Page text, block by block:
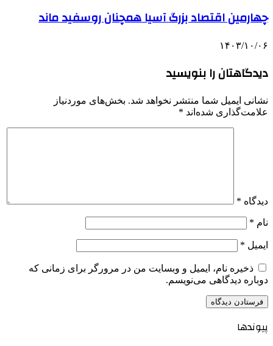
چهارمین اقتصاد بزرگ آسیا همچنان روسفید ماند
۱۴۰۳/۱۰/۰۶
دیدگاهتان را بنویسید
نشانی ایمیل شما منتشر نخواهد شد. بخش‌های موردنیاز
علامت‌گذاری شده‌اند *
دیدگاه *
نام *
ایمیل *
ذخیره نام، ایمیل و وبسایت من در مرورگر برای زمانی که
دوباره دیدگاهی می‌نویسم.
پیوندها